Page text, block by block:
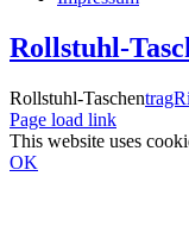
Rollstuhl-
Rollstuhl-Taschen
Page load link
This website uses
OK